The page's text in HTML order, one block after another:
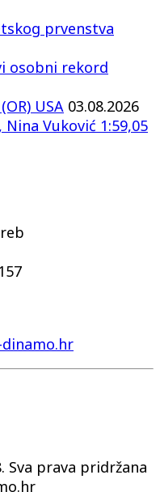
prvenstva
osobni rekord
USA 03.08.2026
Nina Vuković 1:59,05
Sva prava pridržana